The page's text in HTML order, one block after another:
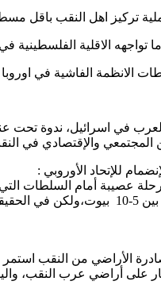
تركيز اهل النقب باقل
الاقلية الفلسطينية في
الفاشية في
في اسرائيل، ندوة تحت
والإقتصادي في
للإتحاد الأوروبي :